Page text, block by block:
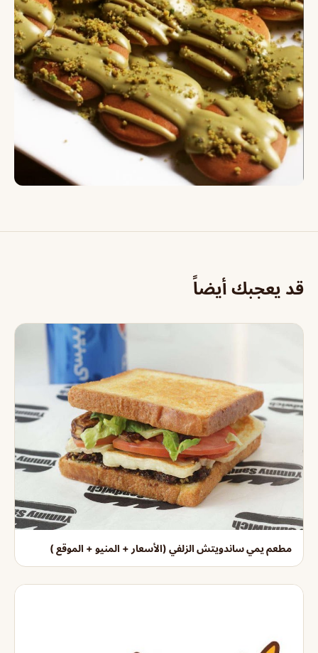
قد يعجبك أيضاً
مطعم يمي ساندويتش الزلفي (الأسعار + المنيو + الموقع )